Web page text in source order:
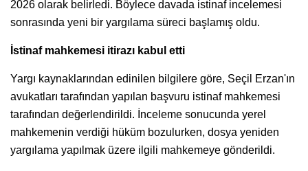
2026 olarak belirledi. Böylece davada istinaf incelemesi
sonrasında yeni bir yargılama süreci başlamış oldu.
İstinaf mahkemesi itirazı kabul etti
Yargı kaynaklarından edinilen bilgilere göre, Seçil Erzan'ın
avukatları tarafından yapılan başvuru istinaf mahkemesi
tarafından değerlendirildi. İnceleme sonucunda yerel
mahkemenin verdiği hüküm bozulurken, dosya yeniden
yargılama yapılmak üzere ilgili mahkemeye gönderildi.